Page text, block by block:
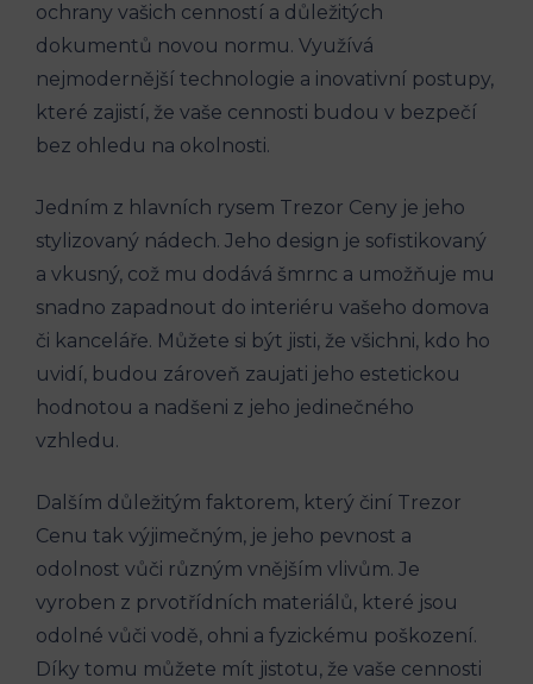
ochrany vašich cenností a důležitých
dokumentů novou normu. Využívá
nejmodernější technologie a inovativní postupy,
které zajistí, že vaše cennosti budou v bezpečí
bez ohledu na okolnosti.
Jedním z hlavních rysem Trezor Ceny je jeho
stylizovaný nádech. Jeho design je sofistikovaný
a vkusný, což mu dodává šmrnc a umožňuje mu
snadno zapadnout do interiéru vašeho domova
či kanceláře. Můžete si být jisti, že všichni, kdo ho
uvidí, budou zároveň zaujati jeho estetickou
hodnotou a nadšeni z jeho jedinečného
vzhledu.
Dalším důležitým faktorem, který činí Trezor
Cenu tak výjimečným, je jeho pevnost a
odolnost vůči různým vnějším vlivům. Je
vyroben z prvotřídních materiálů, které jsou
odolné vůči vodě, ohni a fyzickému poškození.
Díky tomu můžete mít jistotu, že vaše cennosti